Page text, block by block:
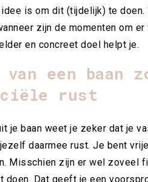
is om dit (tijdelijk) te doen.
zijn de momenten om
en concreet doel helpt je.
van een baan
rust
je baan weet je zeker dat je
daarmee rust. Je bent
Misschien zijn er wel zoveel
doen. Dat geeft je een